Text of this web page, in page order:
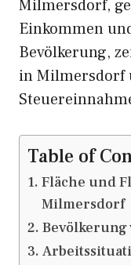
Milmersdorf,
Einkommen
Bevölkerung,
in Milmersdorf
Table of
Fläche und
Milmersdorf